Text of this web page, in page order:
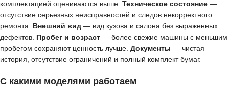
комплектацией оцениваются выше. Техническое состояние —
отсутствие серьезных неисправностей и следов некорректного
ремонта. Внешний вид — вид кузова и салона без выраженных
дефектов. Пробег и возраст — более свежие машины с меньшим
пробегом сохраняют ценность лучше. Документы — чистая
история, отсутствие ограничений и полный комплект бумаг.
С какими моделями работаем